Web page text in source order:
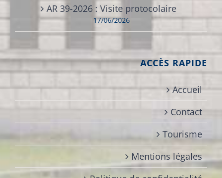
AR 39-2026 : Visite protocolaire
17/06/2026
ACCÈS RAPIDE
Accueil
Contact
Tourisme
Mentions légales